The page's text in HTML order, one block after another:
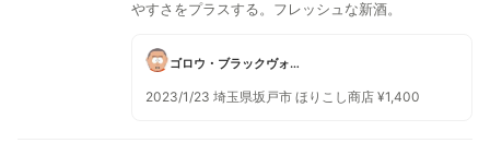
の甘さとこのお酒のビターさの組み合わせでした。
やすさをプラスする。フレッシュな新酒。
ゴロウ・ブラックヴォード
2023/1/23 埼玉県坂戸市 ほりこし商店 ¥1,400